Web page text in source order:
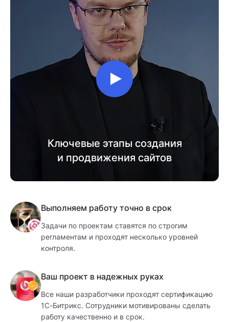
Ключевые этапы создания
и продвижения сайтов
Выполняем работу точно в срок
Задачи по проектам ставятся по строгим
регламентам и проходят несколько уровней
контроля.
Ваш проект в надежных руках
Все наши разработчики проходят сертификацию
1С-Битрикс. Сотрудники мотивированы сделать
работу качественно и в срок.